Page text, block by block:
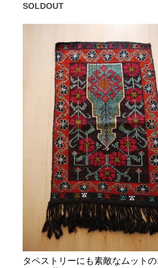
SOLDOUT
タペストリーにも素敵なムット